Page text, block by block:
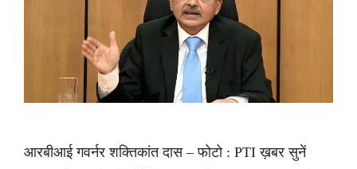
आरबीआई गवर्नर शक्तिकांत दास – फोटो : PTI ख़बर सुनें